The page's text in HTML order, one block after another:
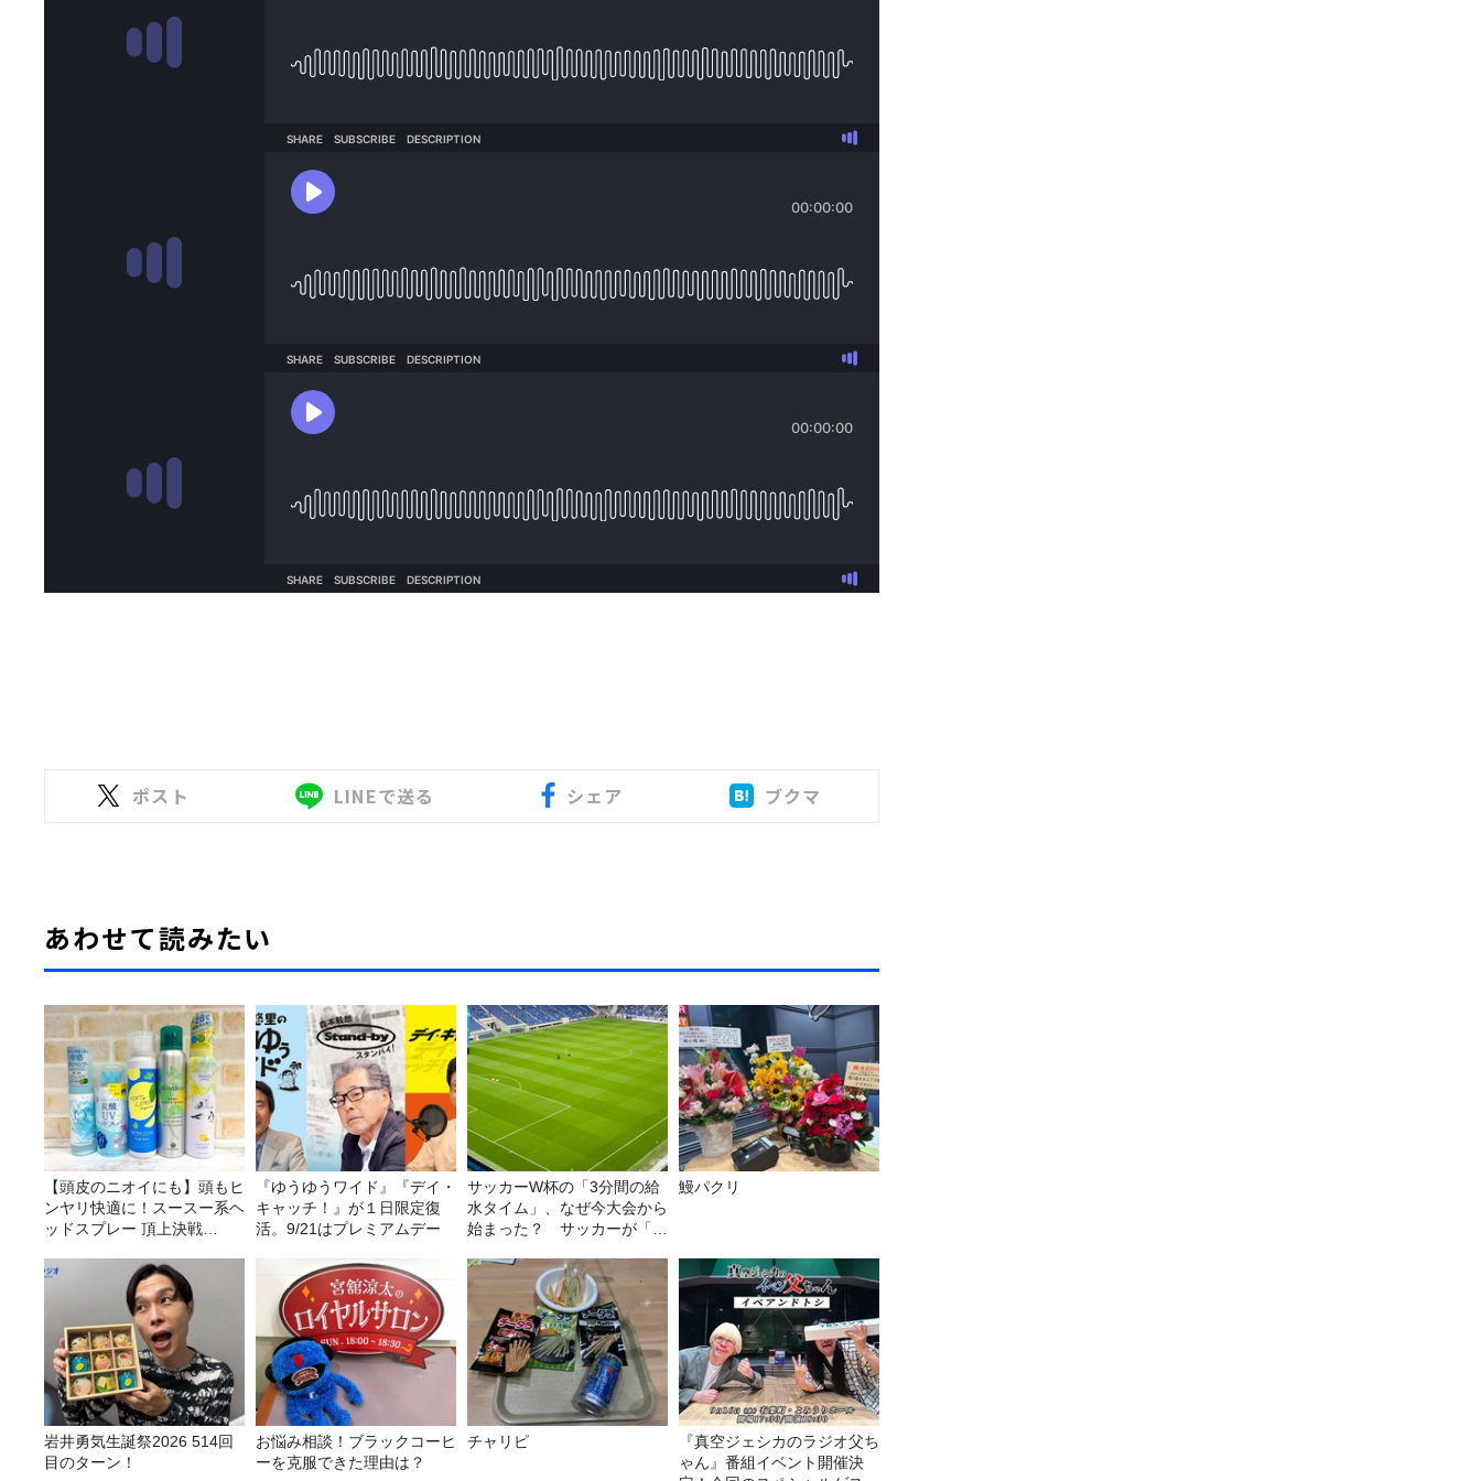
ポスト LINEで送る シェア ブクマ
あわせて読みたい
【頭皮のニオイにも】頭もヒ
ンヤリ快適に！スースー系ヘ
ッドスプレー 頂上決戦
『ゆうゆうワイド』『デイ・
キャッチ！』が１日限定復
活。9/21はプレミアムデー
サッカーW杯の「3分間の給
水タイム」、なぜ今大会から
始まった？ サッカーが「お
鰻パクリ
岩井勇気生誕祭2026 514回
目のターン！
お悩み相談！ブラックコーヒ
ーを克服できた理由は？
チャリピ
『真空ジェシカのラジオ父ち
ゃん』番組イベント開催決